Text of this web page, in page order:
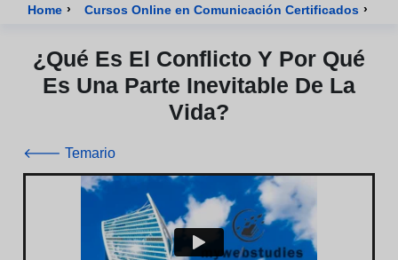
Home › Cursos Online en Comunicación Certificados ›
¿Qué Es El Conflicto Y Por Qué
Es Una Parte Inevitable De La
Vida?
🡐 Temario